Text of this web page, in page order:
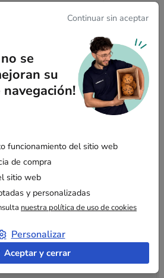
del film estirable
Continuar sin aceptar
se
su
funcionamiento del sitio web
de compra
sitio web
y personalizadas
nuestra política de uso de cookies
Personalizar
Aceptar y cerrar